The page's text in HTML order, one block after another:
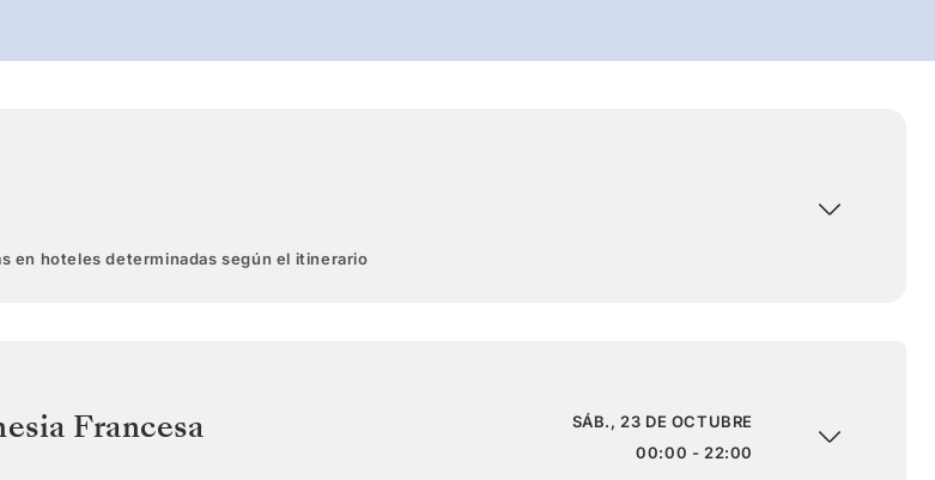
en hoteles determinadas según el itinerario
Francesa
SÁB., 23 DE OCTUBRE
00:00 - 22:00